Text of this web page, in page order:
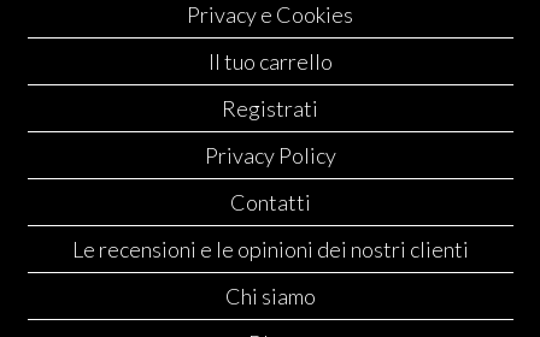
Privacy e Cookies
Il tuo carrello
Registrati
Privacy Policy
Contatti
Le recensioni e le opinioni dei nostri clienti
Chi siamo